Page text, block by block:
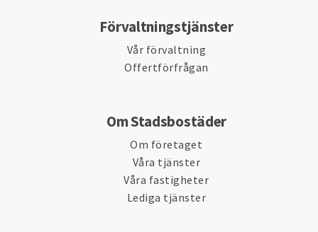
Förvaltningstjänster
Vår förvaltning
Offertförfrågan
Om Stadsbostäder
Om företaget
Våra tjänster
Våra fastigheter
Lediga tjänster